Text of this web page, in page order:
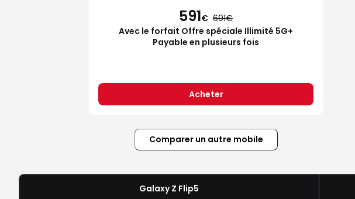
591€ 691
Avec le forfait Offre spéciale Illimité 5G+
Payable en plusieurs fois
Acheter
Comparer un autre mobile
Galaxy Z Flip5